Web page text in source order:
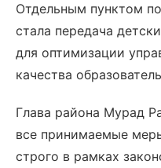
Отдельным пунктом
стала передача
для оптимизации
качества
Глава района Мурад
все принимаемые
строго в рамках